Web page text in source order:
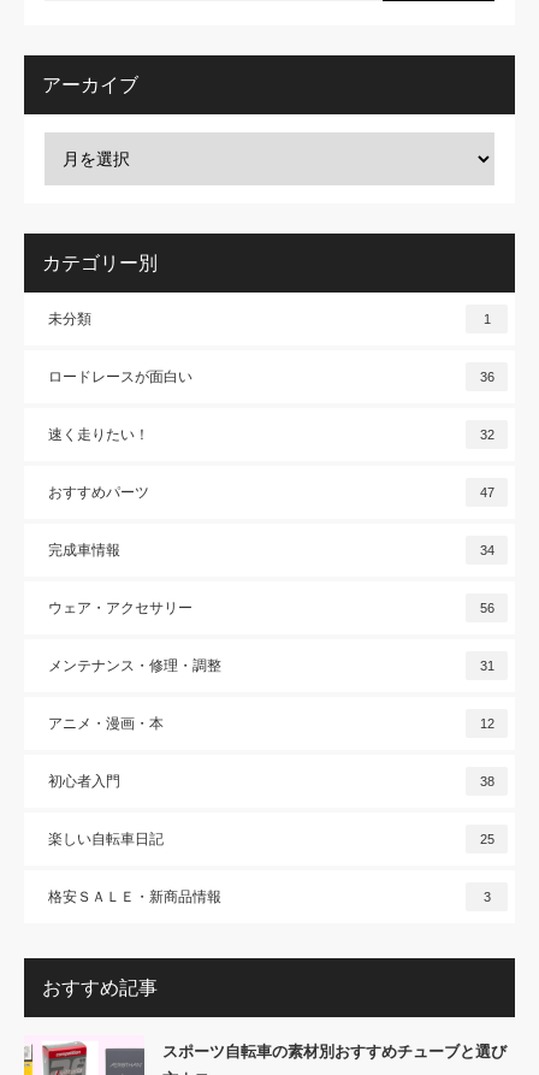
アーカイブ
カテゴリー別
未分類 1
ロードレースが面白い 36
速く走りたい！ 32
おすすめパーツ 47
完成車情報 34
ウェア・アクセサリー 56
メンテナンス・修理・調整 31
アニメ・漫画・本 12
初心者入門 38
楽しい自転車日記 25
格安ＳＡＬＥ・新商品情報 3
おすすめ記事
スポーツ自転車の素材別おすすめチューブと選び